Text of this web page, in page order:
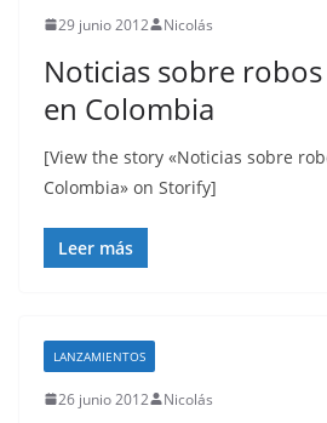
29 junio 2012 Nicolás
Noticias sobre
en Colombia
[View the story «Noticias sobre
Colombia» on Storify]
Leer más
LANZAMIENTOS
26 junio 2012 Nicolás